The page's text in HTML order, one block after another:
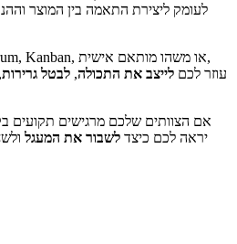
לעומק ליצירת התאמה בין המוצר
RMF עוזר לכם לייצב את התכולה, לבטל גרירות
אם הצוותים שלכם מרגישים תקועים
יראה לכם כיצד לשבור את המעגל